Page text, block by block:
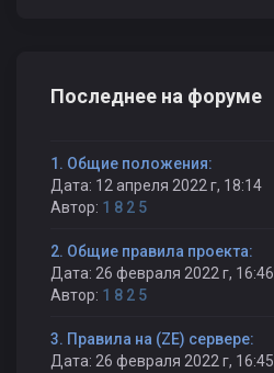
Последнее на форуме
1. Общие положения:
Дата: 12 апреля 2022 г, 18:14
Автор: 1 8 2 5
2. Общие правила проекта:
Дата: 26 февраля 2022 г, 16:46
Автор: 1 8 2 5
3. Правила на (ZE) сервере:
Дата: 26 февраля 2022 г, 16:45